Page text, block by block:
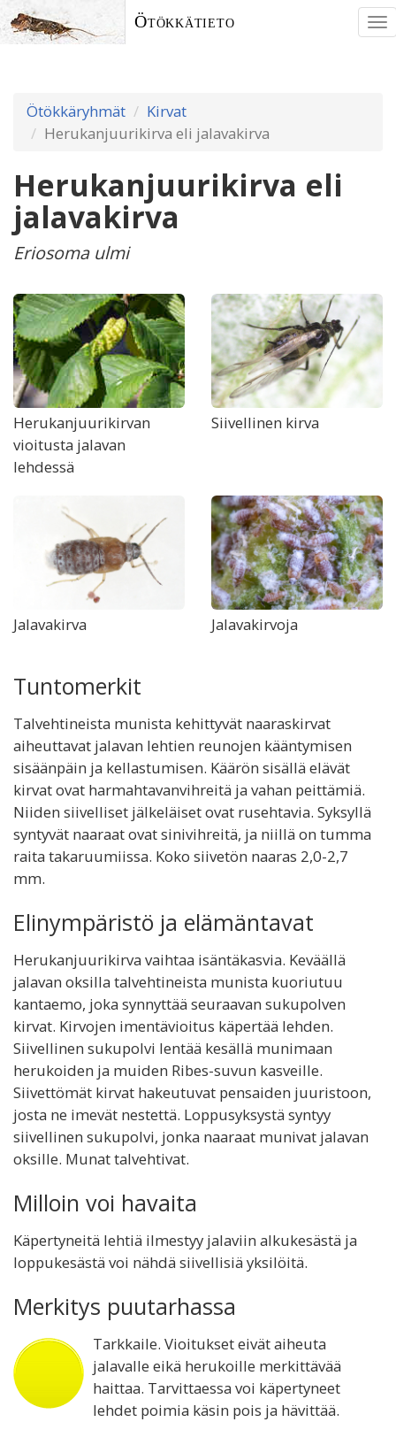
Ötökkätieto
Ötökkäryhmät
Kirvat
Herukanjuurikirva eli jalavakirva
Herukanjuurikirva eli
jalavakirva
Eriosoma ulmi
Herukanjuurikirvan
vioitusta jalavan
lehdessä
Siivellinen kirva
Jalavakirva Jalavakirvoja
Tuntomerkit
Talvehtineista munista kehittyvät naaraskirvat
aiheuttavat jalavan lehtien reunojen kääntymisen
sisäänpäin ja kellastumisen. Käärön sisällä elävät
kirvat ovat harmahtavanvihreitä ja vahan peittämiä.
Niiden siivelliset jälkeläiset ovat rusehtavia. Syksyllä
syntyvät naaraat ovat sinivihreitä, ja niillä on tumma
raita takaruumiissa. Koko siivetön naaras 2,0-2,7
mm.
Elinympäristö ja elämäntavat
Herukanjuurikirva vaihtaa isäntäkasvia. Keväällä
jalavan oksilla talvehtineista munista kuoriutuu
kantaemo, joka synnyttää seuraavan sukupolven
kirvat. Kirvojen imentävioitus käpertää lehden.
Siivellinen sukupolvi lentää kesällä munimaan
herukoiden ja muiden Ribes-suvun kasveille.
Siivettömät kirvat hakeutuvat pensaiden juuristoon,
josta ne imevät nestettä. Loppusyksystä syntyy
siivellinen sukupolvi, jonka naaraat munivat jalavan
oksille. Munat talvehtivat.
Milloin voi havaita
Käpertyneitä lehtiä ilmestyy jalaviin alkukesästä ja
loppukesästä voi nähdä siivellisiä yksilöitä.
Merkitys puutarhassa
Tarkkaile. Vioitukset eivät aiheuta
jalavalle eikä herukoille merkittävää
haittaa. Tarvittaessa voi käpertyneet
lehdet poimia käsin pois ja hävittää.